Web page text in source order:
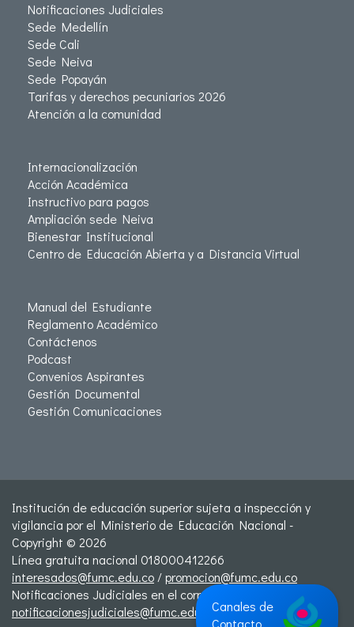
Notificaciones Judiciales
Sede Medellín
Sede Cali
Sede Neiva
Sede Popayán
Tarifas y derechos pecuniarios 2026
Atención a la comunidad
Internacionalización
Acción Académica
Instructivo para pagos
Ampliación sede Neiva
Bienestar Institucional
Centro de Educación Abierta y a Distancia Virtual
Manual del Estudiante
Reglamento Académico
Contáctenos
Podcast
Convenios Aspirantes
Gestión Documental
Gestión Comunicaciones
Institución de educación superior sujeta a inspección y
vigilancia por el Ministerio de Educación Nacional -
Copyright © 2026
Línea gratuita nacional 018000412266
interesados@fumc.edu.co /promocion@fumc.edu.co
Notificaciones Judiciales en el correo:
notificacionesjudiciales@fumc.edu.coCanales de
Contacto